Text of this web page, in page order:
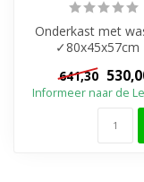
Onderkast met
✓80x45x57cm
Onderkast:
Wastafel: Cast
641,30
Informeer naar de